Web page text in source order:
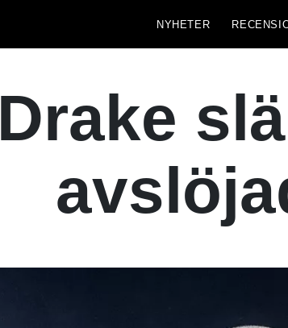
NYHETER
Drake